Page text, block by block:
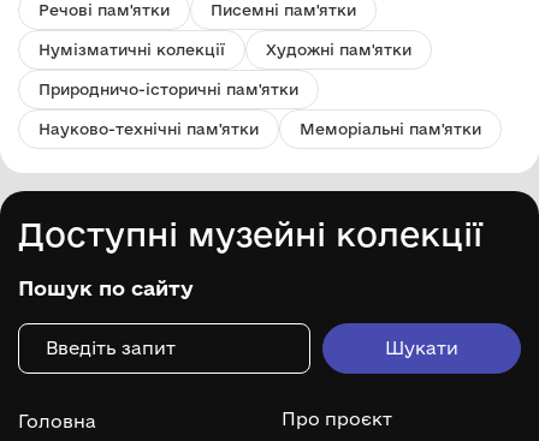
Речові пам'ятки Писемні пам'ятки
Нумізматичні колекції Художні пам'ятки
Природничо-історичні пам'ятки
Науково-технічні пам'ятки Меморіальні пам'ятки
Доступні музейні колекції
Пошук по сайту
Головна
Про проєкт